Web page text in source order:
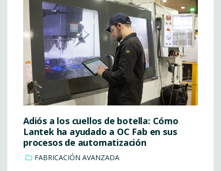
Adiós a los cuellos de botella: Cómo
Lantek ha ayudado a OC Fab en sus
procesos de automatización
FABRICACIÓN AVANZADA